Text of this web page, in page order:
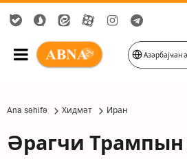
Азәрбајҹан
Ana səhifə Хидмәт Иран
Әрагчи Трампын